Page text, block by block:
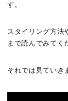
す。
スタイリング方法
まで読んでみてく
それでは見ていき